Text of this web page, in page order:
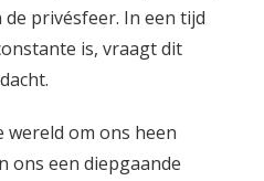
privésfeer. In een tijd
is, vraagt dit
wereld om ons heen
ons een diepgaande